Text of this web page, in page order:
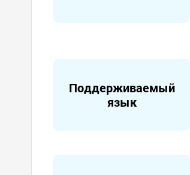
Поддерживаемый
язык